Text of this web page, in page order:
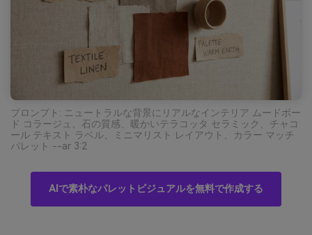
プロンプト: ニュートラルな背景にリアルなインテリア ムードボー
ド コラージュ、石の質感、暖かいテラコッタ セラミック、チャコ
ール テキスト ラベル、ミニマリスト レイアウト、カラー マッチ
パレット --ar 3:2
AIで素朴なパレットビジュアルを無料で作成する